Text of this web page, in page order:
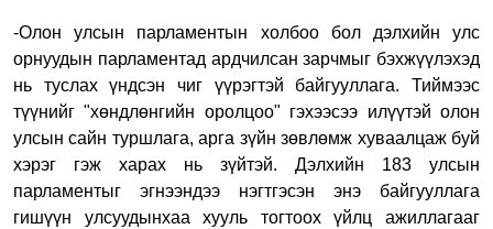
-Олон улсын парламентын холбоо бол дэлхийн улс
орнуудын парламентад ардчилсан зарчмыг бэхжүүлэхэд
нь туслах үндсэн чиг үүрэгтэй байгууллага. Тиймээс
түүнийг "хөндлөнгийн оролцоо" гэхээсээ илүүтэй олон
улсын сайн туршлага, арга зүйн зөвлөмж хуваалцаж буй
хэрэг гэж харах нь зүйтэй. Дэлхийн 183 улсын
парламентыг эгнээндээ нэгтгэсэн энэ байгууллага
гишүүн улсуудынхаа хууль тогтоох үйлц ажиллагааг